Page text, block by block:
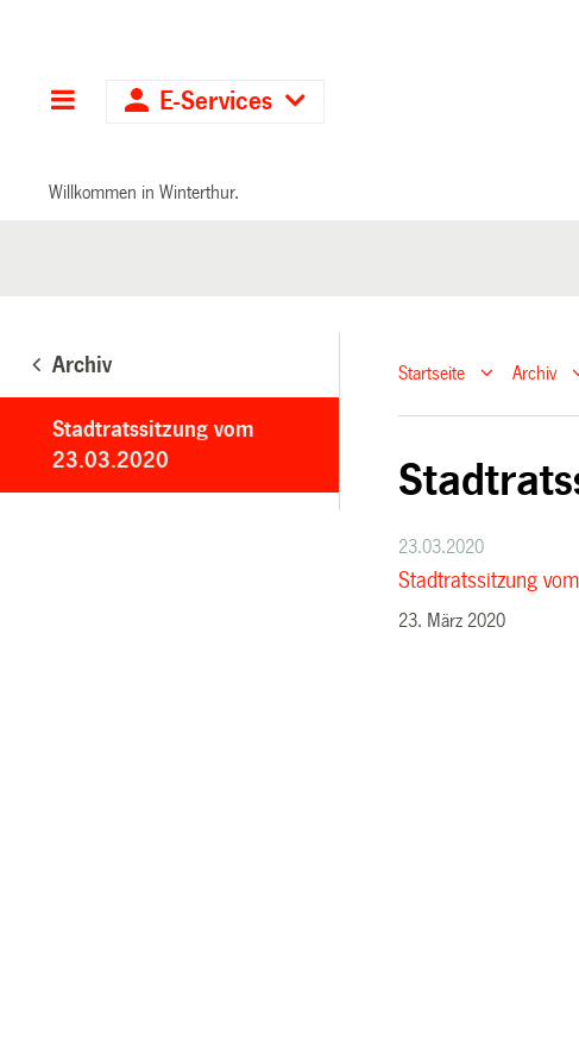
Hauptnavigation
E-Services
Willkommen in Winterthur.
Archiv
Stadtratssitzung vom
23.03.2020
Startseite Archiv
23.03.2020
Stadtratssitzung
23. März 2020